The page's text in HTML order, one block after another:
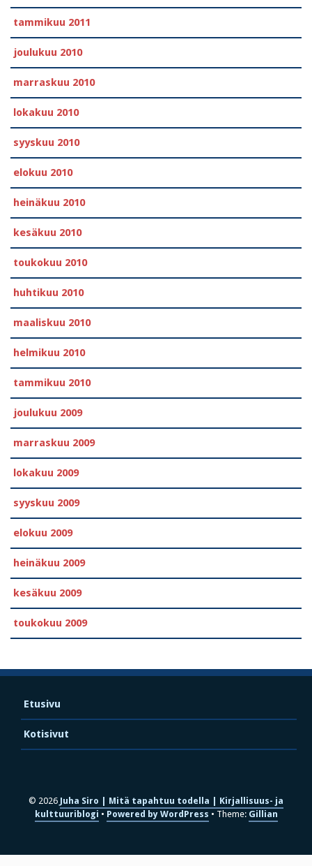
tammikuu 2011
joulukuu 2010
marraskuu 2010
lokakuu 2010
syyskuu 2010
elokuu 2010
heinäkuu 2010
kesäkuu 2010
toukokuu 2010
huhtikuu 2010
maaliskuu 2010
helmikuu 2010
tammikuu 2010
joulukuu 2009
marraskuu 2009
lokakuu 2009
syyskuu 2009
elokuu 2009
heinäkuu 2009
kesäkuu 2009
toukokuu 2009
Etusivu
Kotisivut
© 2026 Juha Siro | Mitä tapahtuu todella | Kirjallisuus- ja
kulttuuriblogi
Powered by WordPress Theme: Gillian